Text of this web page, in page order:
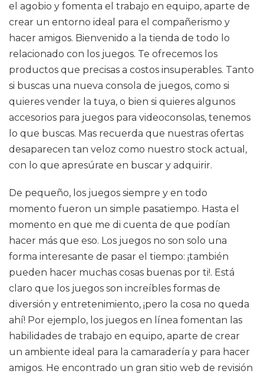
el agobio y fomenta el trabajo en equipo, aparte de
crear un entorno ideal para el compañerismo y
hacer amigos. Bienvenido a la tienda de todo lo
relacionado con los juegos. Te ofrecemos los
productos que precisas a costos insuperables. Tanto
si buscas una nueva consola de juegos, como si
quieres vender la tuya, o bien si quieres algunos
accesorios para juegos para videoconsolas, tenemos
lo que buscas. Mas recuerda que nuestras ofertas
desaparecen tan veloz como nuestro stock actual,
con lo que apresúrate en buscar y adquirir.
De pequeño, los juegos siempre y en todo
momento fueron un simple pasatiempo. Hasta el
momento en que me di cuenta de que podían
hacer más que eso. Los juegos no son solo una
forma interesante de pasar el tiempo: ¡también
pueden hacer muchas cosas buenas por ti!. Está
claro que los juegos son increíbles formas de
diversión y entretenimiento, ¡pero la cosa no queda
ahí! Por ejemplo, los juegos en línea fomentan las
habilidades de trabajo en equipo, aparte de crear
un ambiente ideal para la camaradería y para hacer
amigos. He encontrado un gran sitio web de revisión